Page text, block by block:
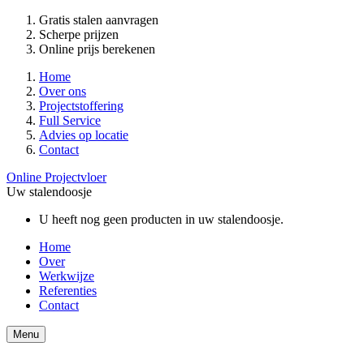
Gratis stalen aanvragen
Scherpe prijzen
Online prijs berekenen
Home
Over ons
Projectstoffering
Full Service
Advies op locatie
Contact
Online Projectvloer
Uw stalendoosje
U heeft nog geen producten in uw stalendoosje.
Home
Over
Werkwijze
Referenties
Contact
Menu